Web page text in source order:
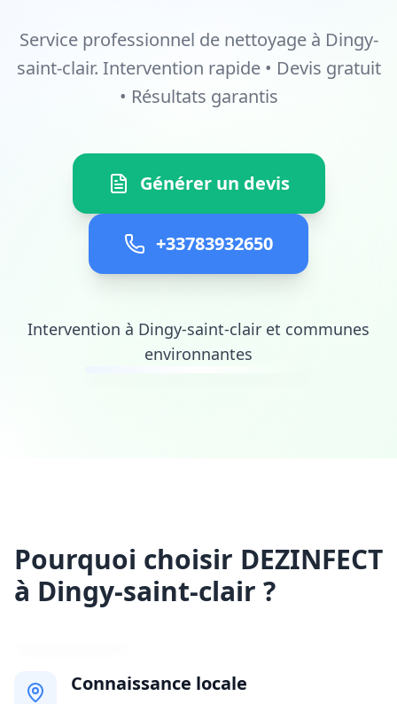
Service professionnel de nettoyage à Dingy-
saint-clair. Intervention rapide • Devis gratuit
• Résultats garantis
Générer un devis
+33783932650
Intervention à Dingy-saint-clair et communes
environnantes
Pourquoi choisir DEZINFECT
à Dingy-saint-clair ?
Connaissance locale